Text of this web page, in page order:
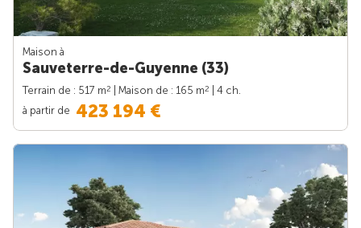
Maison à
Sauveterre-de-Guyenne (33)
Terrain de : 517 m2 | Maison de : 165 m2
| 4 ch.
à partir de 423 194 €